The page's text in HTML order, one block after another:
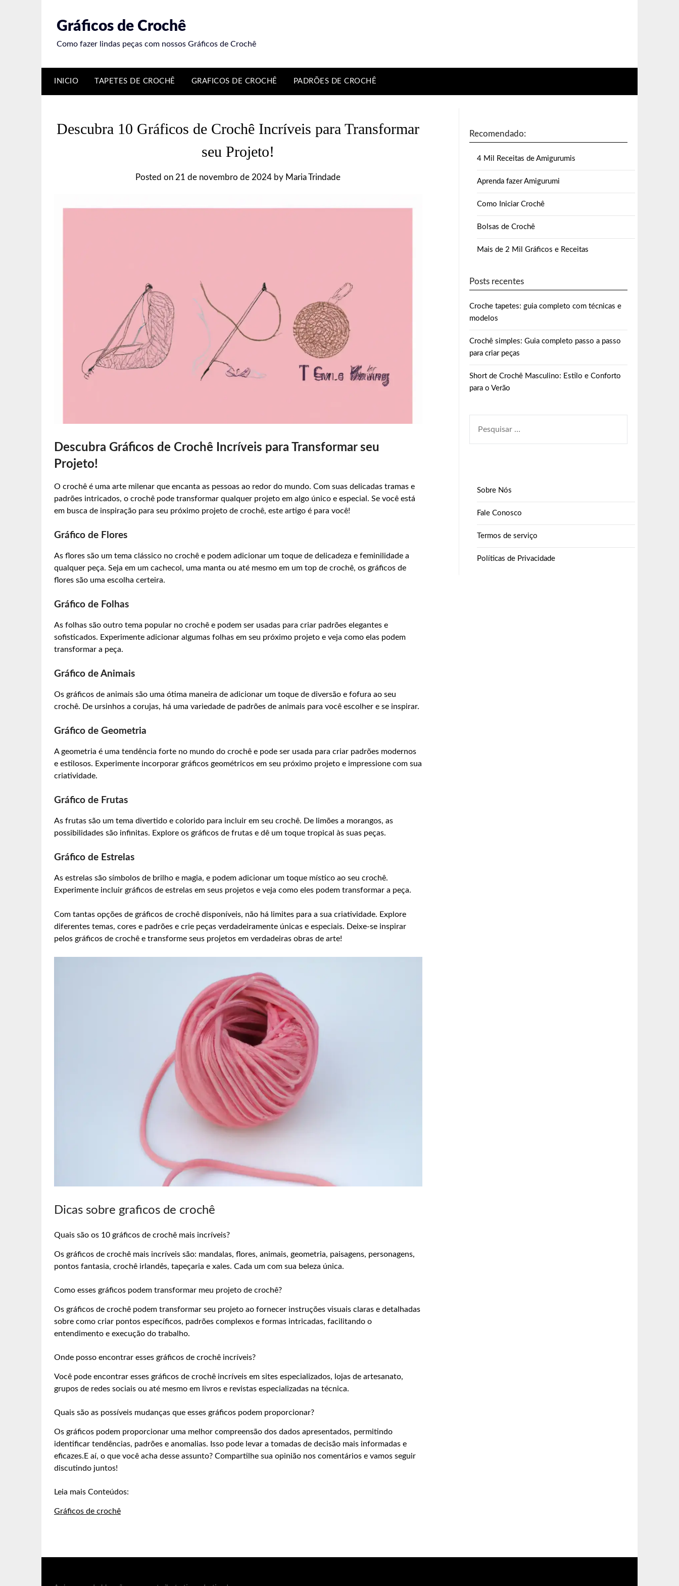
Gráficos de Crochê
Como fazer lindas peças com nossos Gráficos de Crochê
INICIO TAPETES DE CROCHÊ GRAFICOS DE CROCHÊ PADRÕES DE CROCHÊ
Descubra 10 Gráficos de Crochê Incríveis para Transformar
seu Projeto!
Posted on 21 de novembro de 2024 by Maria Trindade
Descubra Gráficos de Crochê Incríveis para Transformar seu
Projeto!
O crochê é uma arte milenar que encanta as pessoas ao redor do mundo. Com suas delicadas tramas e
padrões intricados, o crochê pode transformar qualquer projeto em algo único e especial. Se você está
em busca de inspiração para seu próximo projeto de crochê, este artigo é para você!
Gráfico de Flores
As flores são um tema clássico no crochê e podem adicionar um toque de delicadeza e feminilidade a
qualquer peça. Seja em um cachecol, uma manta ou até mesmo em um top de crochê, os gráficos de
flores são uma escolha certeira.
Gráfico de Folhas
As folhas são outro tema popular no crochê e podem ser usadas para criar padrões elegantes e
sofisticados. Experimente adicionar algumas folhas em seu próximo projeto e veja como elas podem
transformar a peça.
Gráfico de Animais
Os gráficos de animais são uma ótima maneira de adicionar um toque de diversão e fofura ao seu
crochê. De ursinhos a corujas, há uma variedade de padrões de animais para você escolher e se inspirar.
Gráfico de Geometria
A geometria é uma tendência forte no mundo do crochê e pode ser usada para criar padrões modernos
e estilosos. Experimente incorporar gráficos geométricos em seu próximo projeto e impressione com sua
criatividade.
Gráfico de Frutas
As frutas são um tema divertido e colorido para incluir em seu crochê. De limões a morangos, as
possibilidades são infinitas. Explore os gráficos de frutas e dê um toque tropical às suas peças.
Gráfico de Estrelas
As estrelas são símbolos de brilho e magia, e podem adicionar um toque místico ao seu crochê.
Experimente incluir gráficos de estrelas em seus projetos e veja como eles podem transformar a peça.
Com tantas opções de gráficos de crochê disponíveis, não há limites para a sua criatividade. Explore
diferentes temas, cores e padrões e crie peças verdadeiramente únicas e especiais. Deixe-se inspirar
pelos gráficos de crochê e transforme seus projetos em verdadeiras obras de arte!
Dicas sobre graficos de crochê
Quais são os 10 gráficos de crochê mais incríveis?
Os gráficos de crochê mais incríveis são: mandalas, flores, animais, geometria, paisagens, personagens,
pontos fantasia, crochê irlandês, tapeçaria e xales. Cada um com sua beleza única.
Como esses gráficos podem transformar meu projeto de crochê?
Os gráficos de crochê podem transformar seu projeto ao fornecer instruções visuais claras e detalhadas
sobre como criar pontos específicos, padrões complexos e formas intricadas, facilitando o
entendimento e execução do trabalho.
Onde posso encontrar esses gráficos de crochê incríveis?
Você pode encontrar esses gráficos de crochê incríveis em sites especializados, lojas de artesanato,
grupos de redes sociais ou até mesmo em livros e revistas especializadas na técnica.
Quais são as possíveis mudanças que esses gráficos podem proporcionar?
Os gráficos podem proporcionar uma melhor compreensão dos dados apresentados, permitindo
identificar tendências, padrões e anomalias. Isso pode levar a tomadas de decisão mais informadas e
eficazes.E aí, o que você acha desse assunto? Compartilhe sua opinião nos comentários e vamos seguir
discutindo juntos!
Leia mais Conteúdos:
Gráficos de crochê
Recomendado:
4 Mil Receitas de Amigurumis
Aprenda fazer Amigurumi
Como Iniciar Crochê
Bolsas de Crochê
Mais de 2 Mil Gráficos e Receitas
Posts recentes
Croche tapetes: guia completo com técnicas e
modelos
Crochê simples: Guia completo passo a passo
para criar peças
Short de Crochê Masculino: Estilo e Conforto
para o Verão
POR:
Sobre Nós
Fale Conosco
Termos de serviço
Políticas de Privacidade